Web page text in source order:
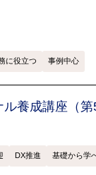
に役立つ 事例中心
養成講座（第
DX推進 基礎から学